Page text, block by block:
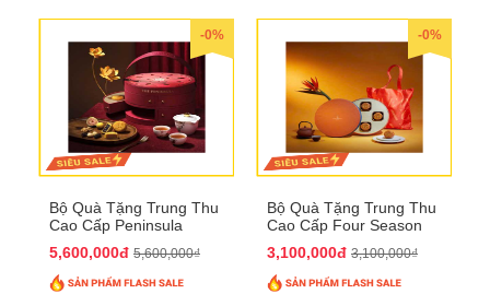
-0%
Bộ Quà Tặng Trung Thu
Cao Cấp Peninsula
5,600,000đ 5,600,000₫
-0%
Bộ Quà Tặng Trung Thu
Cao Cấp Four Season
3,100,000đ 3,100,000₫